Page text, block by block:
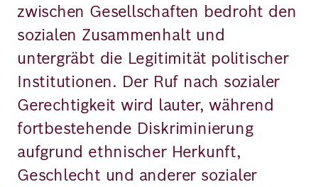
zwischen Gesellschaften bedroht den
sozialen Zusammenhalt und
untergräbt die Legitimität politischer
Institutionen. Der Ruf nach sozialer
Gerechtigkeit wird lauter, während
fortbestehende Diskriminierung
aufgrund ethnischer Herkunft,
Geschlecht und anderer sozialer